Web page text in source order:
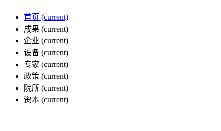
首页 (current)
成果 (current)
企业 (current)
设备 (current)
专家 (current)
政策 (current)
院所 (current)
资本 (current)